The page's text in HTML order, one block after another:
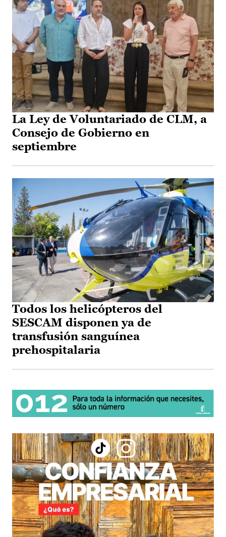
La Ley de Voluntariado de CLM, a
Consejo de Gobierno en
septiembre
Todos los helicópteros del
SESCAM disponen ya de
transfusión sanguínea
prehospitalaria